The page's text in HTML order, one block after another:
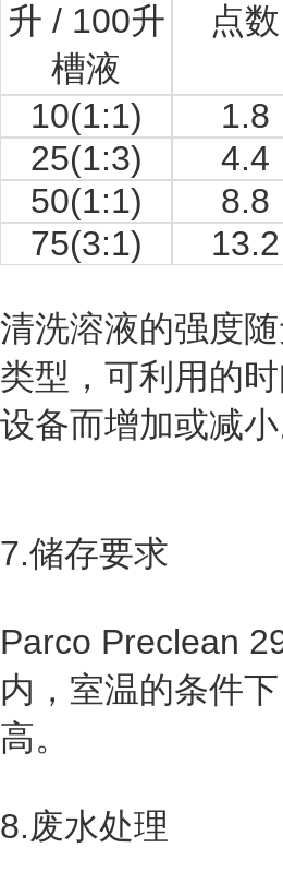
升 / 100升
槽液
点数
10(1:1)
1.8
25(1:3)
4.4
50(1:1)
8.8
75(3:1)
13.2
清洗溶液的强度
类型，可利用的
设备而增加或减小
7.储存要求
Parco Preclean
内，室温的条件
高。
8.废水处理